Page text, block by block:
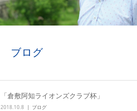
ブログ
「倉敷阿知ライオンズクラブ杯」
2018.10.8 ブログ